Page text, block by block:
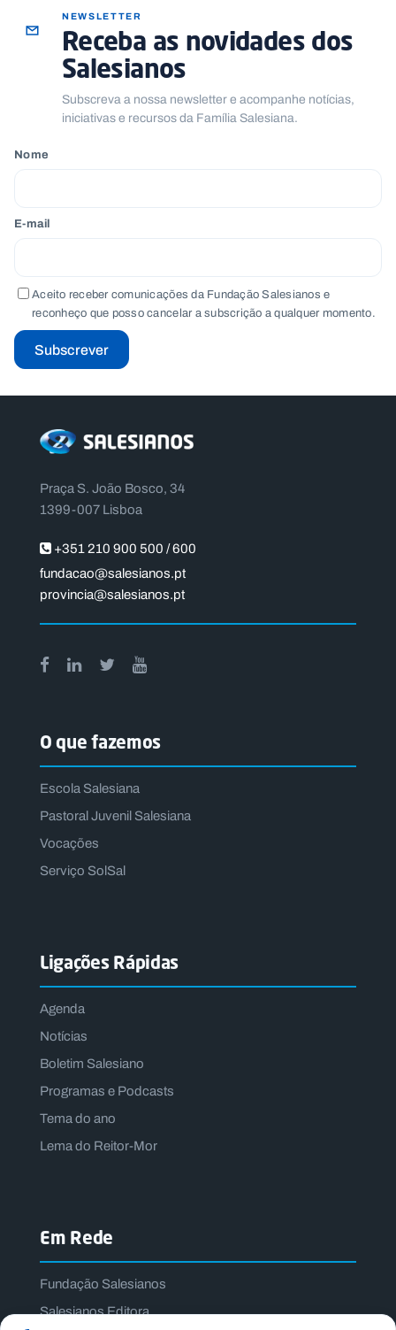
NEWSLETTER
Receba as novidades dos
Salesianos
Subscreva a nossa newsletter e acompanhe notícias,
iniciativas e recursos da Família Salesiana.
Nome
E-mail
Aceito receber comunicações da Fundação Salesianos e
reconheço que posso cancelar a subscrição a qualquer momento.
Subscrever
Praça S. João Bosco, 34
1399-007 Lisboa
+351 210 900 500 / 600
fundacao@salesianos.pt
provincia@salesianos.pt
O que fazemos
Escola Salesiana
Pastoral Juvenil Salesiana
Vocações
Serviço SolSal
Ligações Rápidas
Agenda
Notícias
Boletim Salesiano
Programas e Podcasts
Tema do ano
Lema do Reitor-Mor
Em Rede
Fundação Salesianos
Salesianos Editora